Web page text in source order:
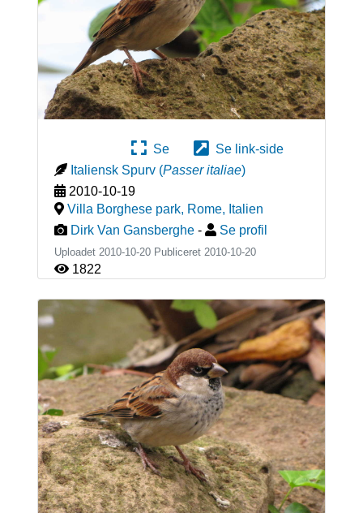
Se
Se link-side
Italiensk Spurv (Passer italiae)
2010-10-19
Villa Borghese park, Rome, Italien
Dirk Van Gansberghe - Se profil
Uploadet 2010-10-20 Publiceret 2010-10-20
1822